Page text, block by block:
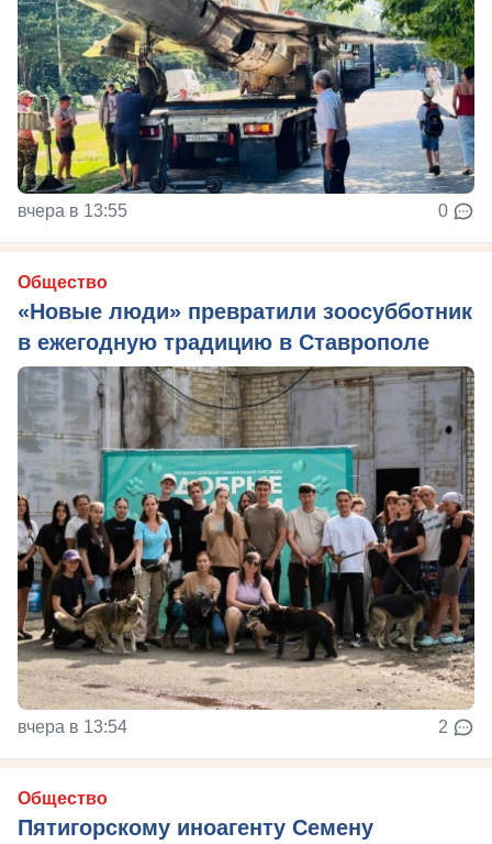
вчера в 13:55 0
Общество
«Новые люди» превратили зоосубботник
в ежегодную традицию в Ставрополе
вчера в 13:54 2
Общество
Пятигорскому иноагенту Семену